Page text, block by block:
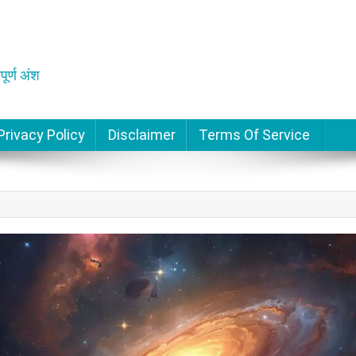
अंश
Policy Disclaimer Terms Of Service